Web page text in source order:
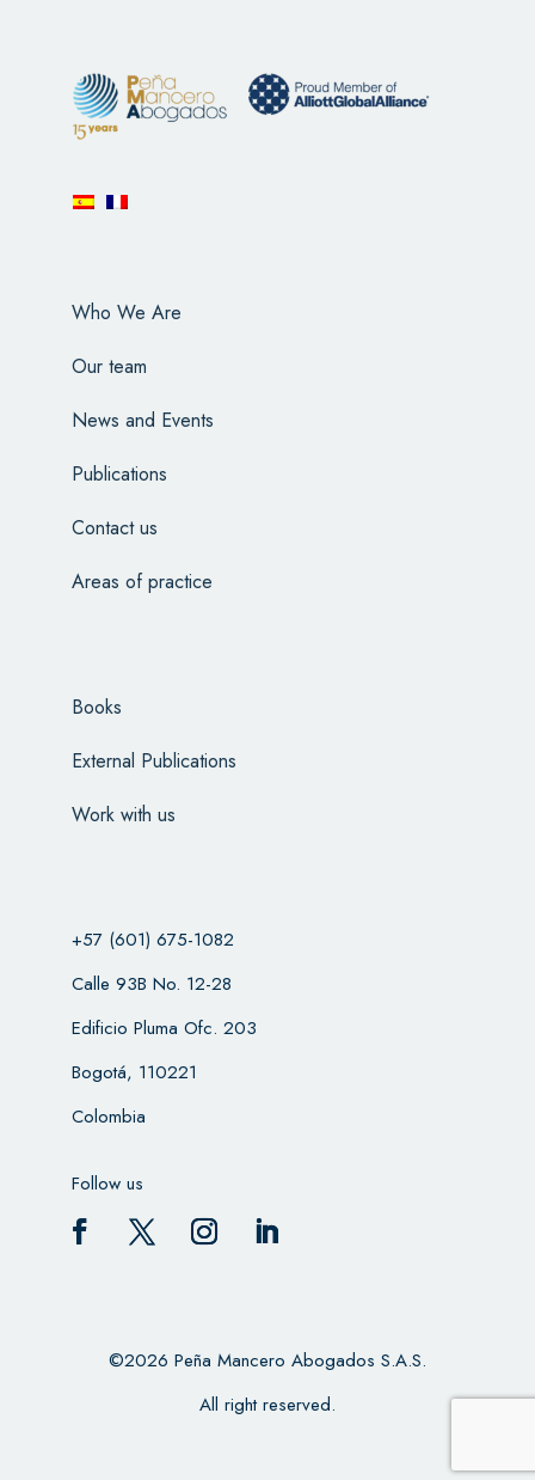
Who We Are
Our team
News and Events
Publications
Contact us
Areas of practice
Books
External Publications
Work with us
+57 (601) 675-1082
Calle 93B No. 12-28
Edificio Pluma Ofc. 203
Bogotá, 110221
Colombia
Follow us
©2026 Peña Mancero Abogados S.A.S.
All right reserved.